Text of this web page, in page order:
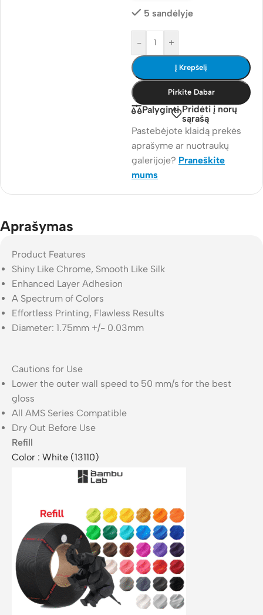
5 sandėlyje
- +
Į Krepšelį
Pirkite Dabar
Palyginti Pridėti į norų
sąrašą
Pastebėjote klaidą prekės
aprašyme ar nuotraukų
galerijoje? Praneškite
mums
Aprašymas
Product Features
Shiny Like Chrome, Smooth Like Silk
Enhanced Layer Adhesion
A Spectrum of Colors
Effortless Printing, Flawless Results
Diameter: 1.75mm +/- 0.03mm
Cautions for Use
Lower the outer wall speed to 50 mm/s for the best
gloss
All AMS Series Compatible
Dry Out Before Use
Refill
Color : White (13110)